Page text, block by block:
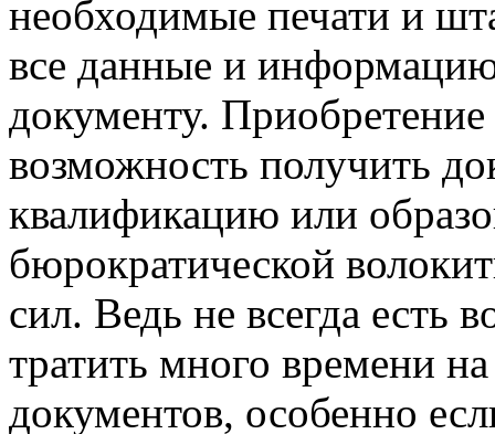
необходимые печати и
все данные и
документу.
возможность получить
квалификацию или
бюрократической
сил. Ведь не всегда есть
тратить много времени
документов, особенно